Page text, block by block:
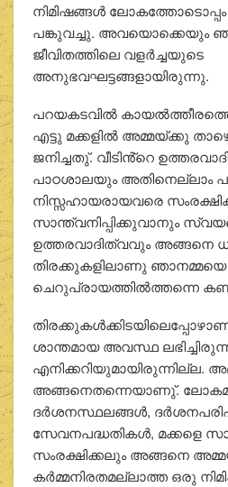
നിമിഷങ്ങള്‍
പങ്കുവച്ചു. അവയൊക്കെയും
ജീവിതത്തിലെ വളര്‍ച്ചയുടെ
അനുഭവഘട്ടങ്ങളായിരുന്നു.
പറയകടവില്‍ കായല്‍ത്തീരത്തെ
എട്ടു മക്കളില്‍ അമ്മയ്ക്കു
ജനിച്ചതു്. വീടിൻ്റെ
പാഠശാലയും അതിനെല്ലാം
നിസ്സഹായരായവരെ
സാന്ത്വനിപ്പിക്കുവാനും
ഉത്തരവാദിത്വവും അങ്ങനെ
തിരക്കുകളിലാണു ഞാനമ്മയെ
ചെറുപ്രായത്തില്‍ത്തന്നെ
ശാന്തമായ അവസ്ഥ
എനിക്കറിയുമായിരുന്നില്ല.
അങ്ങനെതന്നെയാണു്.
ദര്‍ശനസ്ഥലങ്ങള്‍,
സേവനപദ്ധതികള്‍, മക്കളെ
സംരക്ഷിക്കലും അങ്ങനെ
കര്‍മ്മനിരതമല്ലാത്ത ഒരു